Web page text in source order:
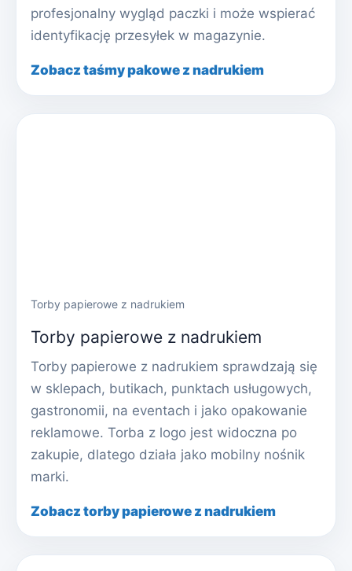
profesjonalny wygląd paczki i może wspierać
identyfikację przesyłek w magazynie.
Zobacz taśmy pakowe z nadrukiem
Torby papierowe z nadrukiem
Torby papierowe z nadrukiem
Torby papierowe z nadrukiem sprawdzają się
w sklepach, butikach, punktach usługowych,
gastronomii, na eventach i jako opakowanie
reklamowe. Torba z logo jest widoczna po
zakupie, dlatego działa jako mobilny nośnik
marki.
Zobacz torby papierowe z nadrukiem